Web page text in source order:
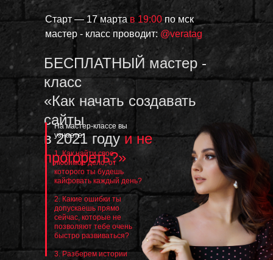
Старт — 17 мартав 19:00 по мск
мастер - класс проводит: @veratag
БЕСПЛАТНЫЙ мастер -
класс
«Как начать создавать
сайты
в 2021 годуи не
прогореть?»
На мастер-классе вы
узнаете:
1. Как найти свое
любимое дело, от
которого ты будешь
кайфовать каждый день?
2. Какие ошибки ты
допускаешь прямо
сейчас, которые не
позволяют тебе очень
быстро развиваться?
3. Разберем истории